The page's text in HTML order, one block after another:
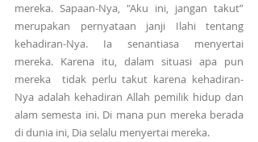
mereka. Sapaan-Nya, "Aku ini, jangan takut”
merupakan pernyataan janji Ilahi tentang
kehadiran-Nya. Ia senantiasa menyertai
mereka. Karena itu, dalam situasi apa pun
mereka  tidak perlu takut karena kehadiran-
Nya adalah kehadiran Allah pemilik hidup dan
alam semesta ini. Di mana pun mereka berada
di dunia ini, Dia selalu menyertai mereka.